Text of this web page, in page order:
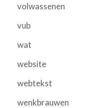
volwassenen
vub
wat
website
webtekst
wenkbrauwen